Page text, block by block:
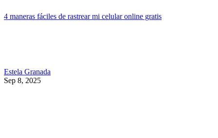
4 maneras fáciles de rastrear mi celular online gratis
Estela Granada
Sep 8, 2025